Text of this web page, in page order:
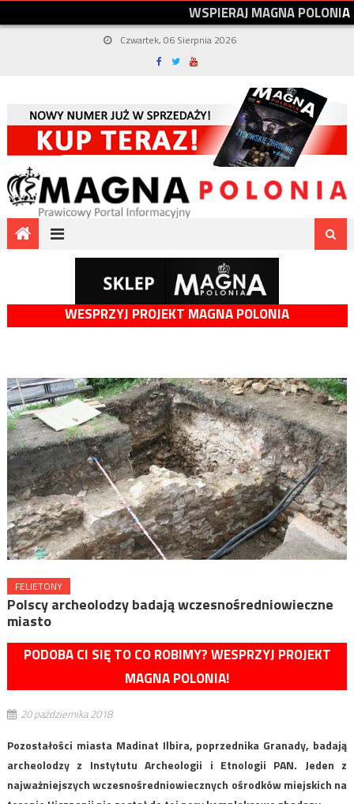
WSPIERAJMAGNAPOLONIA
Czwartek, 06 Sierpnia 2026
WESPRZYJ PROJEKT MAGNA POLONIA
FELIETONY
Polscy archeolodzy badają wczesnośredniowieczne
miasto
PODOBA CI SIĘ TO CO ROBIMY? WESPRZYJ PROJEKT
MAGNA POLONIA!
20 października 2018
Pozostałości miasta Madinat Ilbira, poprzednika Granady, badają
archeolodzy z Instytutu Archeologii i Etnologii PAN. Jeden z
najważniejszych wczesnośredniowiecznych ośrodków miejskich na